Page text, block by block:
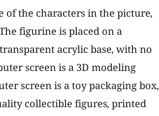
of the characters in the picture,
figurine is placed on a
acrylic base, with no
screen is a 3D modeling
screen is a toy packaging box,
collectible figures, printed